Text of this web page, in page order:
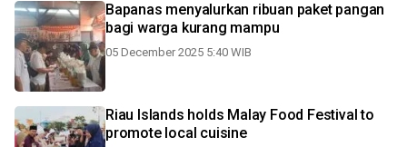
Bapanas menyalurkan ribuan paket pangan
bagi warga kurang mampu
05 December 2025 5:40 WIB
Riau Islands holds Malay Food Festival to
promote local cuisine